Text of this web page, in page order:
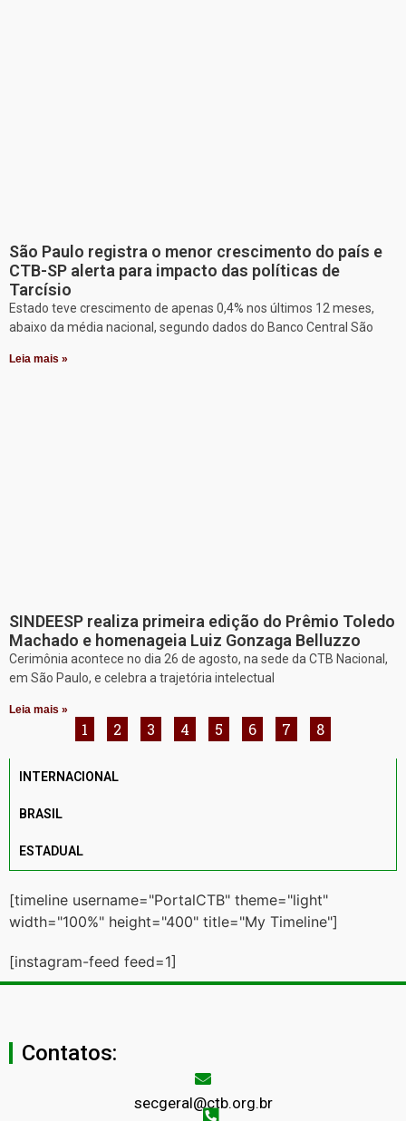
São Paulo registra o menor crescimento do país e
CTB-SP alerta para impacto das políticas de
Tarcísio
Estado teve crescimento de apenas 0,4% nos últimos 12 meses,
abaixo da média nacional, segundo dados do Banco Central São
Leia mais »
SINDEESP realiza primeira edição do Prêmio Toledo
Machado e homenageia Luiz Gonzaga Belluzzo
Cerimônia acontece no dia 26 de agosto, na sede da CTB Nacional,
em São Paulo, e celebra a trajetória intelectual
Leia mais »
1 2 3 4 5 6 7 8
INTERNACIONAL
BRASIL
ESTADUAL
[timeline username="PortalCTB" theme="light"
width="100%" height="400" title="My Timeline"]
[instagram-feed feed=1]
Contatos:
secgeral@ctb.org.br